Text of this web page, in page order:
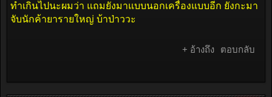
ทำเกินไปนะผมว่า แถมยังมาแบบนอกเครื่องแบบอีก ยังกะมา
จับนักค้ายารายใหญ่ บ้าป่าววะ
+ อ้างถึง ตอบกลับ